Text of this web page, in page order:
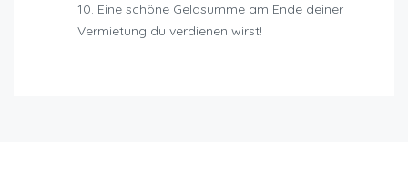
Eine schöne Geldsumme am Ende deiner
Vermietung du verdienen wirst!